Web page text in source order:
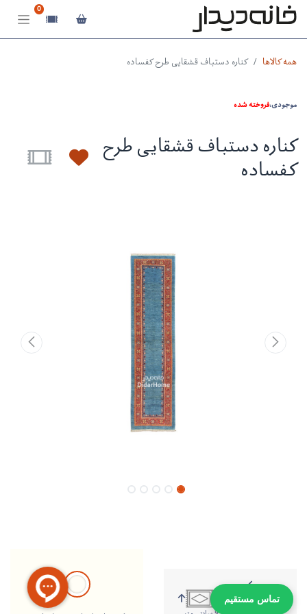
0
همه کالاها کناره دستباف قشقایی طرح کفساده
موجودی:فروخته شده
کناره دستباف قشقایی طرح
کفساده
تماس مستقیم